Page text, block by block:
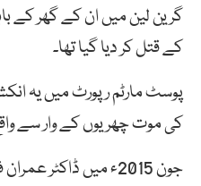
گرین لین میں ان کے گھر کے
کے قتل کر دیا گیا تھا۔
پوسٹ مارٹم رپورٹ میں یہ
کی موت چھریوں کے وار سے
جون 2015ء میں